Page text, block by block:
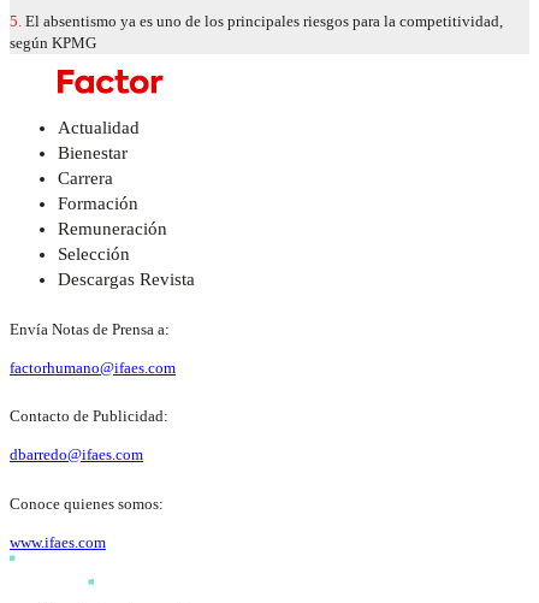
5. El absentismo ya es uno de los principales riesgos para la competitividad,
según KPMG
Actualidad
Bienestar
Carrera
Formación
Remuneración
Selección
Descargas Revista
Envía Notas de Prensa a:
factorhumano@ifaes.com
Contacto de Publicidad:
dbarredo@ifaes.com
Conoce quienes somos:
www.ifaes.com